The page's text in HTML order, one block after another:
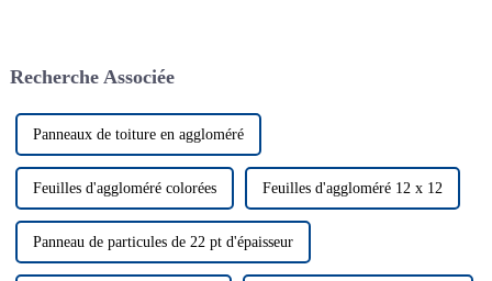
Recherche Associée
Panneaux de toiture en aggloméré
Feuilles d'aggloméré colorées Feuilles d'aggloméré 12 x 12
Panneau de particules de 22 pt d'épaisseur